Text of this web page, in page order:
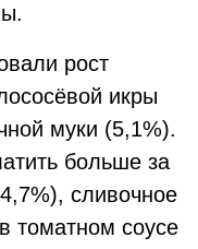
рост
икры
муки (5,1%).
больше за
сливочное
томатном соусе